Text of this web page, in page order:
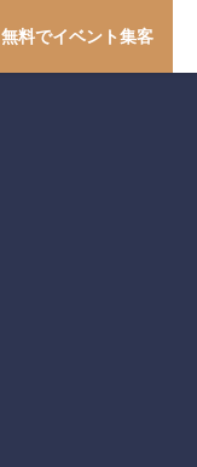
無料でイベント集客